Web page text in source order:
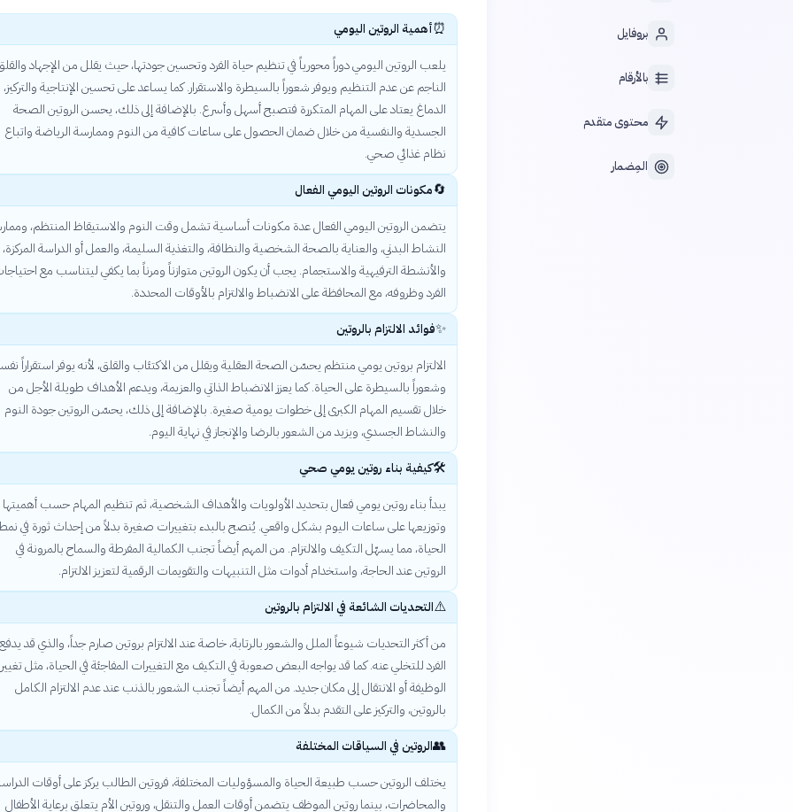
بروفايل
بالأرقام
محتوى متقدم
المِضمار
⏰أهمية الروتين اليومي
يلعب الروتين اليومي دوراً محورياً في تنظيم حياة الفرد وتحسين جودتها، حيث يقلل من الإجهاد
الناجم عن عدم التنظيم ويوفر شعوراً بالسيطرة والاستقرار. كما يساعد على تحسين الإنتاجية والتركيز،
الدماغ يعتاد على المهام المتكررة فتصبح أسهل وأسرع. بالإضافة إلى ذلك، يحسن الروتين الصحة
الجسدية والنفسية من خلال ضمان الحصول على ساعات كافية من النوم وممارسة الرياضة واتباع
نظام غذائي صحي.
🔄مكونات الروتين اليومي الفعال
يتضمن الروتين اليومي الفعال عدة مكونات أساسية تشمل وقت النوم والاستيقاظ المنتظم،
النشاط البدني، والعناية بالصحة الشخصية والنظافة، والتغذية السليمة، والعمل أو الدراسة المركزة،
والأنشطة الترفيهية والاستجمام. يجب أن يكون الروتين متوازناً ومرناً بما يكفي ليتناسب مع
الفرد وظروفه، مع المحافظة على الانضباط والالتزام بالأوقات المحددة.
✨فوائد الالتزام بالروتين
الالتزام بروتين يومي منتظم يحسّن الصحة العقلية ويقلل من الاكتئاب والقلق، لأنه يوفر استقراراً
وشعوراً بالسيطرة على الحياة. كما يعزز الانضباط الذاتي والعزيمة، ويدعم الأهداف طويلة الأجل من
خلال تقسيم المهام الكبرى إلى خطوات يومية صغيرة. بالإضافة إلى ذلك، يحسّن الروتين جودة النوم
والنشاط الجسدي، ويزيد من الشعور بالرضا والإنجاز في نهاية اليوم.
🛠️كيفية بناء روتين يومي صحي
يبدأ بناء روتين يومي فعال بتحديد الأولويات والأهداف الشخصية، ثم تنظيم المهام حسب أهميتها
وتوزيعها على ساعات اليوم بشكل واقعي. يُنصح بالبدء بتغييرات صغيرة بدلاً من إحداث ثورة في
الحياة، مما يسهّل التكيف والالتزام. من المهم أيضاً تجنب الكمالية المفرطة والسماح بالمرونة في
الروتين عند الحاجة، واستخدام أدوات مثل التنبيهات والتقويمات الرقمية لتعزيز الالتزام.
⚠️التحديات الشائعة في الالتزام بالروتين
من أكثر التحديات شيوعاً الملل والشعور بالرتابة، خاصة عند الالتزام بروتين صارم جداً، والذي قد يدفع
الفرد للتخلي عنه. كما قد يواجه البعض صعوبة في التكيف مع التغييرات المفاجئة في الحياة، مثل تغيير
الوظيفة أو الانتقال إلى مكان جديد. من المهم أيضاً تجنب الشعور بالذنب عند عدم الالتزام الكامل
بالروتين، والتركيز على التقدم بدلاً من الكمال.
👥الروتين في السياقات المختلفة
يختلف الروتين حسب طبيعة الحياة والمسؤوليات المختلفة، فروتين الطالب يركز على أوقات
والمحاضرات، بينما روتين الموظف يتضمن أوقات العمل والتنقل، وروتين الأم يتعلق برعاية الأطفال